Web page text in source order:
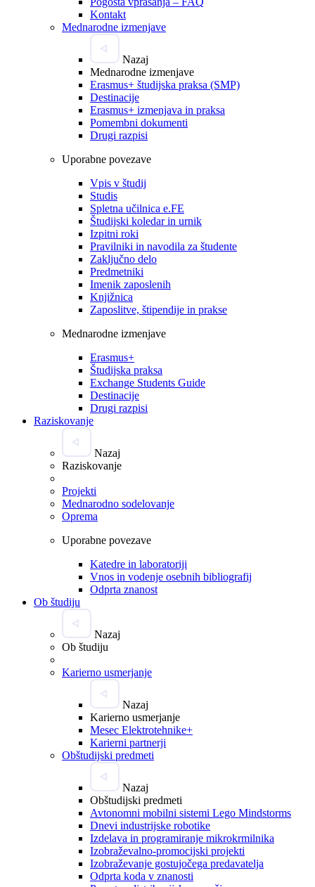
Kontakt
Mednarodne izmenjave
Nazaj
Mednarodne izmenjave
Erasmus+ študijska praksa (SMP)
Destinacije
Erasmus+ izmenjava in praksa
Pomembni dokumenti
Drugi razpisi
Uporabne povezave
Vpis v študij
Studis
Spletna učilnica e.FE
Študijski koledar in urnik
Izpitni roki
Pravilniki in navodila za študente
Zaključno delo
Predmetniki
Imenik zaposlenih
Knjižnica
Zaposlitve, štipendije in prakse
Mednarodne izmenjave
Erasmus+
Študijska praksa
Exchange Students Guide
Destinacije
Drugi razpisi
Raziskovanje
Nazaj
Raziskovanje
Projekti
Mednarodno sodelovanje
Oprema
Uporabne povezave
Katedre in laboratoriji
Vnos in vodenje osebnih bibliografij
Odprta znanost
Ob študiju
Nazaj
Ob študiju
Karierno usmerjanje
Nazaj
Karierno usmerjanje
Mesec Elektrotehnike+
Karierni partnerji
Obštudijski predmeti
Nazaj
Obštudijski predmeti
Avtonomni mobilni sistemi Lego Mindstorms
Dnevi industrijske robotike
Izdelava in programiranje mikrokrmilnika
Izobraževalno-promocijski projekti
Izobraževanje gostujočega predavatelja
Odprta koda v znanosti